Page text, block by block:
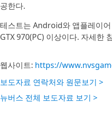
공한다.
테스트는 Android와 앱플레이
GTX 970(PC) 이상이다. 자세한
웹사이트: https://
보도자료 연락처와 원문보기 >
뉴버스 전체 보도자료 보기 >